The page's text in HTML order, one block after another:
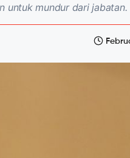
untuk mundur dari jabatan.